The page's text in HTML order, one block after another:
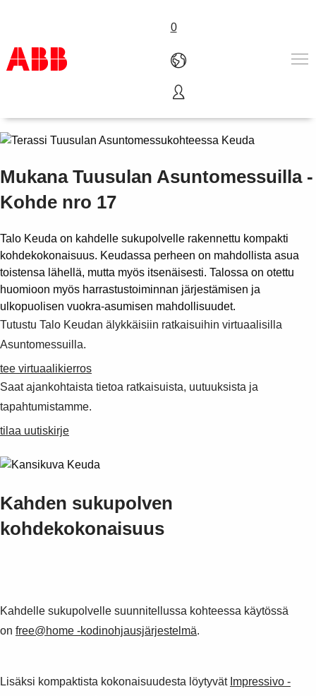
0
Tuotteet ja järjestelmät
Toimialat
ABB lyhyesti
Mistä ostaa
Ota yhteyttä
Suggestions
Shopping list preview
Mukana Tuusulan Asuntomessuilla -
Kohde nro 17
Talo Keuda on kahdelle sukupolvelle rakennettu kompakti
kohdekokonaisuus. Keudassa perheen on mahdollista asua
toistensa lähellä, mutta myös itsenäisesti. Talossa on otettu
huomioon myös harrastustoiminnan järjestämisen ja
ulkopuolisen vuokra-asumisen mahdollisuudet.
Tutustu Talo Keudan älykkäisiin ratkaisuihin virtuaalisilla
Asuntomessuilla.
tee virtuaalikierros
Saat ajankohtaista tietoa ratkaisuista, uutuuksista ja
tapahtumistamme.
tilaa uutiskirje
Kahden sukupolven
kohdekokonaisuus
Kahdelle sukupolvelle suunnitellussa kohteessa käytössä
on free@home -kodinohjausjärjestelmä.
Lisäksi kompaktista kokonaisuudesta löytyvät Impressivo -